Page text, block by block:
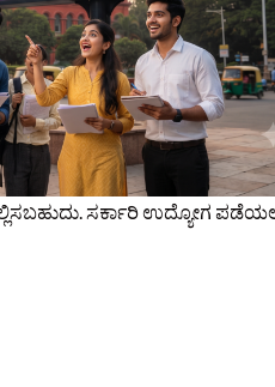
ಸರ್ಕಾರಿ ಉದ್ಯೋಗ